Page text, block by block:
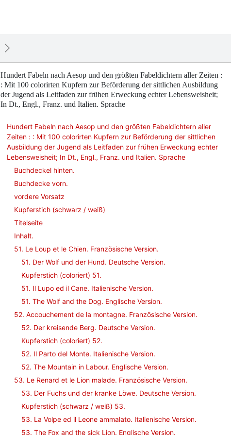
Hundert Fabeln nach Aesop und den größten Fabeldichtern aller Zeiten :
: Mit 100 colorirten Kupfern zur Beförderung der sittlichen Ausbildung
der Jugend als Leitfaden zur frühen Erweckung echter Lebensweisheit;
In Dt., Engl., Franz. und Italien. Sprache
Hundert Fabeln nach Aesop und den größten Fabeldichtern aller
Zeiten : : Mit 100 colorirten Kupfern zur Beförderung der sittlichen
Ausbildung der Jugend als Leitfaden zur frühen Erweckung echter
Lebensweisheit; In Dt., Engl., Franz. und Italien. Sprache
Buchdeckel hinten.
Buchdecke vorn.
vordere Vorsatz
Kupferstich (schwarz / weiß)
Titelseite
Inhalt.
51. Le Loup et le Chien. Französische Version.
51. Der Wolf und der Hund. Deutsche Version.
Kupferstich (coloriert) 51.
51. Il Lupo ed il Cane. Italienische Version.
51. The Wolf and the Dog. Englische Version.
52. Accouchement de la montagne. Französische Version.
52. Der kreisende Berg. Deutsche Version.
Kupferstich (coloriert) 52.
52. Il Parto del Monte. Italienische Version.
52. The Mountain in Labour. Englische Version.
53. Le Renard et le Lion malade. Französische Version.
53. Der Fuchs und der kranke Löwe. Deutsche Version.
Kupferstich (schwarz / weiß) 53.
53. La Volpe ed il Leone ammalato. Italienische Version.
53. The Fox and the sick Lion. Englische Version.